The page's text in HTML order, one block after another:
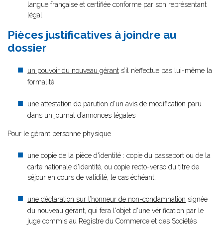
langue française et certifiée conforme par son représentant
légal
Pièces justificatives à joindre au
dossier
un pouvoir du nouveau gérant s’il n’effectue pas lui-même la
formalité
une attestation de parution d'un avis de modification paru
dans un journal d’annonces légales
Pour le gérant personne physique
une copie de la pièce d'identité : copie du passeport ou de la
carte nationale d'identité, ou copie recto-verso du titre de
séjour en cours de validité, le cas échéant.
une déclaration sur l’honneur de non-condamnation signée
du nouveau gérant, qui fera l'objet d'une vérification par le
juge commis au Registre du Commerce et des Sociétés